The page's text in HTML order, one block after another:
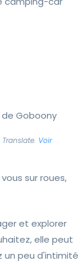
Goboony
Voir
sur roues,
et explorer
elle peut
un peu d'intimité